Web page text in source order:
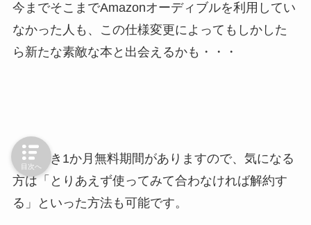
今までそこまでAmazonオーディブルを利用してい
なかった人も、この仕様変更によってもしかした
ら新たな素敵な本と出会えるかも・・・
引き続き1か月無料期間がありますので、気になる
方は「とりあえず使ってみて合わなければ解約す
る」といった方法も可能です。
目次へ